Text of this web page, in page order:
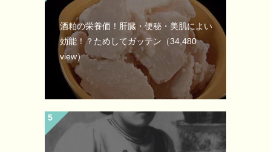
酒粕の栄養価！肝臓・便秘・美肌によい
効能！？ためしてガッテン （34,480
view）